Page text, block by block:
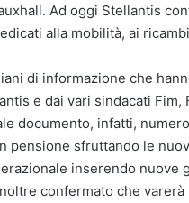
Ad oggi Stellantis
alla mobilità, ai ricambi
di informazione che
e dai vari sindacati Fim,
documento, infatti,
pensione sfruttando le
inserendo nuove
confermato che